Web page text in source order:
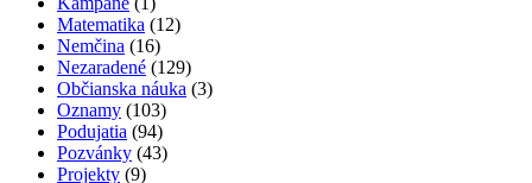
Matematika (12)
Nemčina (16)
Nezaradené (129)
Občianska náuka (3)
Oznamy (103)
Podujatia (94)
Pozvánky (43)
Projekty (9)